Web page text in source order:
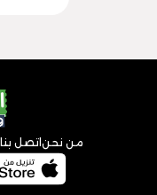
من نحن اتصل بنا